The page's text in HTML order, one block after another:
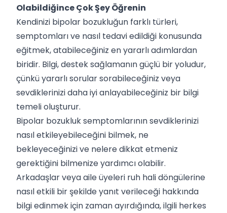
Olabildiğince Çok Şey Öğrenin
Kendinizi bipolar bozukluğun farklı türleri,
semptomları ve nasıl tedavi edildiği konusunda
eğitmek, atabileceğiniz en yararlı adımlardan
biridir. Bilgi, destek sağlamanın güçlü bir yoludur,
çünkü yararlı sorular sorabileceğiniz veya
sevdiklerinizi daha iyi anlayabileceğiniz bir bilgi
temeli oluşturur.
Bipolar bozukluk semptomlarının sevdiklerinizi
nasıl etkileyebileceğini bilmek, ne
bekleyeceğinizi ve nelere dikkat etmeniz
gerektiğini bilmenize yardımcı olabilir.
Arkadaşlar veya aile üyeleri ruh hali döngülerine
nasıl etkili bir şekilde yanıt verileceği hakkında
bilgi edinmek için zaman ayırdığında, ilgili herkes